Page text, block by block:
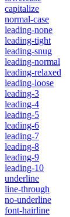
capitalize
normal-case
leading-none
leading-tight
leading-snug
leading-normal
leading-relaxed
leading-loose
leading-3
leading-4
leading-5
leading-6
leading-7
leading-8
leading-9
leading-10
underline
line-through
no-underline
font-hairline